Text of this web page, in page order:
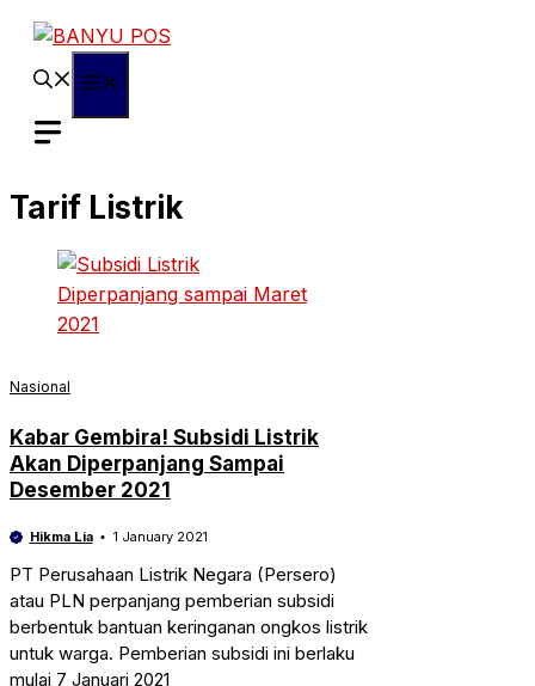
Skip
content
Tarif Listrik
Nasional
Kabar Gembira! Subsidi Listrik
Akan Diperpanjang Sampai
Desember 2021
Hikma Lia 1 January 2021
PT Perusahaan Listrik Negara (Persero)
atau PLN perpanjang pemberian subsidi
berbentuk bantuan keringanan ongkos listrik
untuk warga. Pemberian subsidi ini berlaku
mulai 7 Januari 2021